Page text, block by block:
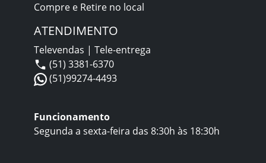
Compre e Retire no local
ATENDIMENTO
Televendas | Tele-entrega
(51) 3381-6370
(51)99274-4493
Funcionamento
Segunda a sexta-feira das 8:30h às 18:30h